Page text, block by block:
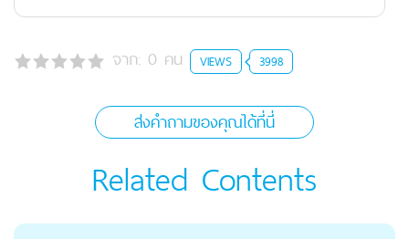
จาก: 0 คน VIEWS 3998
ส่งคำถามของคุณได้ที่นี่
Related Contents